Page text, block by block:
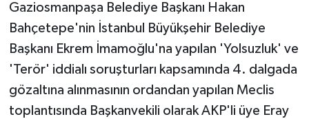
Gaziosmanpaşa Belediye Başkanı Hakan
Bahçetepe'nin İstanbul Büyükşehir Belediye
Başkanı Ekrem İmamoğlu'na yapılan 'Yolsuzluk' ve
'Terör' iddialı soruşturları kapsamında 4. dalgada
gözaltına alınmasının ordandan yapılan Meclis
toplantısında Başkanvekili olarak AKP'li üye Eray